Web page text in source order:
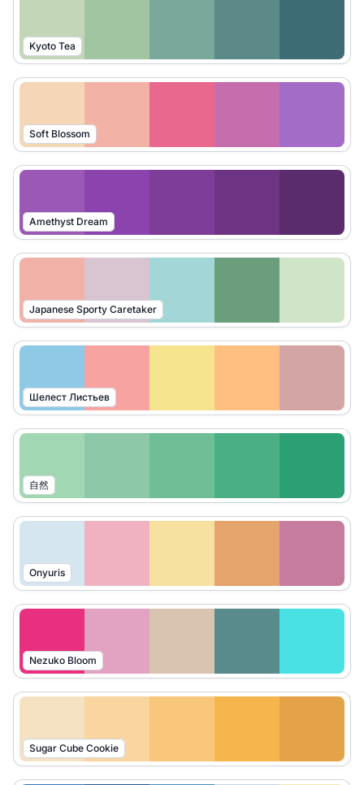
Kyoto Tea
Soft Blossom
Amethyst Dream
Japanese Sporty Caretaker
Шелест Листьев
自然
Onyuris
Nezuko Bloom
Sugar Cube Cookie